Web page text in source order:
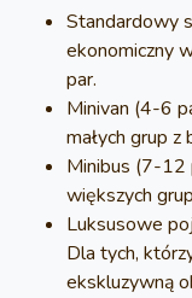
Standardowy
ekonomiczny
par.
Minivan (4-6
małych grup z
Minibus (7-12
większych
Luksusowe
Dla tych,
ekskluzywną